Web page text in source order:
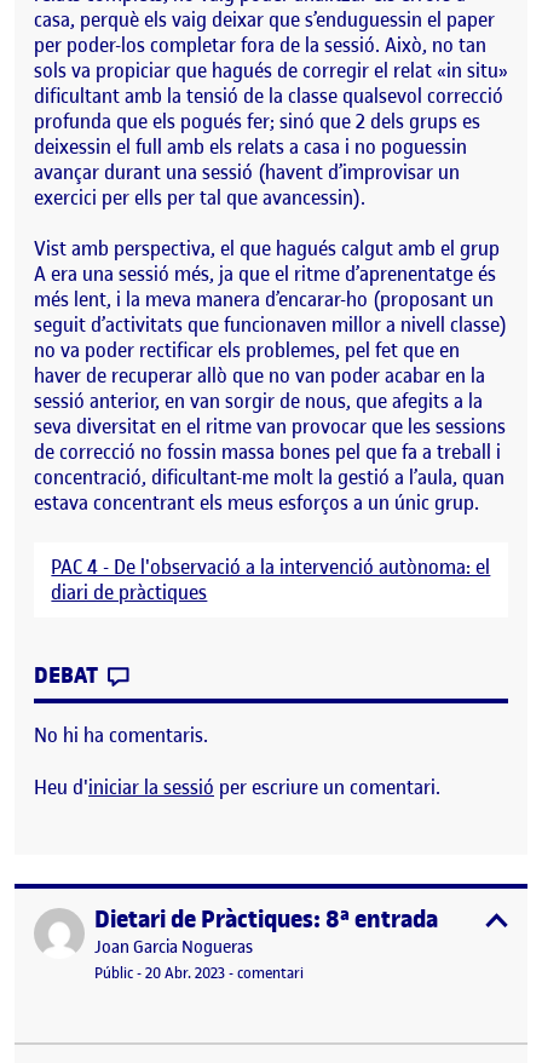
casa, perquè els vaig deixar que s’enduguessin el paper
per poder-los completar fora de la sessió. Això, no tan
sols va propiciar que hagués de corregir el relat «in situ»
dificultant amb la tensió de la classe qualsevol correcció
profunda que els pogués fer; sinó que 2 dels grups es
deixessin el full amb els relats a casa i no poguessin
avançar durant una sessió (havent d’improvisar un
exercici per ells per tal que avancessin).
Vist amb perspectiva, el que hagués calgut amb el grup
A era una sessió més, ja que el ritme d’aprenentatge és
més lent, i la meva manera d’encarar-ho (proposant un
seguit d’activitats que funcionaven millor a nivell classe)
no va poder rectificar els problemes, pel fet que en
haver de recuperar allò que no van poder acabar en la
sessió anterior, en van sorgir de nous, que afegits a la
seva diversitat en el ritme van provocar que les sessions
de correcció no fossin massa bones pel que fa a treball i
concentració, dificultant-me molt la gestió a l’aula, quan
estava concentrant els meus esforços a un únic grup.
PAC 4 - De l'observació a la intervenció autònoma: el
diari de pràctiques
DEBAT
No hi ha comentaris.
Heu d'iniciar la sessió per escriure un comentari.
Publicat perDietari de Pràctiques: 8ª entrada
Publicat per
Joan Garcia Nogueras
Visibilitat:
Públic-Data de publicació
20 Abr. 2023-comentariel Dietari de Pràctiques: 8ª entrada